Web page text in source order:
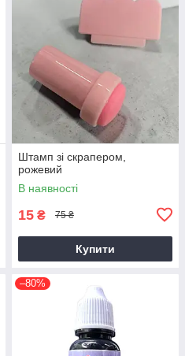
Штамп зі скрапером,
рожевий
В наявності
15 ₴ 75 ₴
Купити
–80%